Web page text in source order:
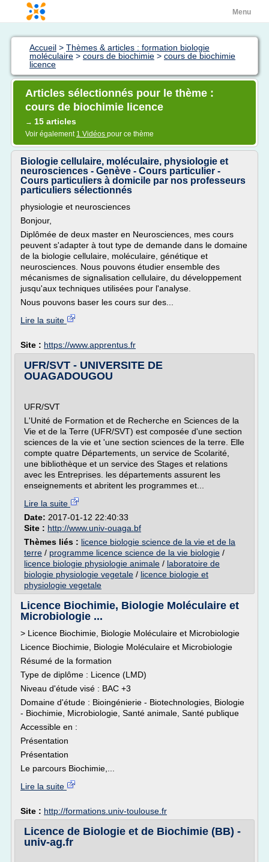
Menu
Accueil > Thèmes & articles : formation biologie
moléculaire > cours de biochimie > cours de biochimie
licence
Articles sélectionnés pour le thème :
cours de biochimie licence
→ 15 articles
Voir également 1 Vidéos pour ce thème
Biologie cellulaire, moléculaire, physiologie et
neurosciences - Genève - Cours particulier -
Cours particuliers à domicile par nos professeurs
particuliers sélectionnés
physiologie et neurosciences
Bonjour,
Diplômée de deux master en Neurosciences, mes cours
peuvent s'adapter à tout type de demande dans le domaine
de la biologie cellulaire, moléculaire, génétique et
neurosciences. Nous pouvons étudier ensemble des
mécanismes de signalisation cellulaire, du développement
jusqu'aux techniques utilisées pour l'analyse.
Nous pouvons baser les cours sur des...
Lire la suite
Site : https://www.apprentus.fr
UFR/SVT - UNIVERSITE DE
OUAGADOUGOU
UFR/SVT
L'Unité de Formation et de Recherche en Sciences de la
Vie et de la Terre (UFR/SVT) est composée d'une section
sciences de la vie et 'une section sciences de la terre. Elle
compte quatre Départements, un service de Scolarité,
une bibliothèque et un service des Stages et relations
avec les Entreprises. les départements assurent les
enseignements et abritent les programmes et...
Lire la suite
Date: 2017-01-12 22:40:33
Site : http://www.univ-ouaga.bf
Thèmes liés : licence biologie science de la vie et de la
terre / programme licence science de la vie biologie /
licence biologie physiologie animale / laboratoire de
biologie physiologie vegetale / licence biologie et
physiologie vegetale
Licence Biochimie, Biologie Moléculaire et
Microbiologie ...
> Licence Biochimie, Biologie Moléculaire et Microbiologie
Licence Biochimie, Biologie Moléculaire et Microbiologie
Résumé de la formation
Type de diplôme : Licence (LMD)
Niveau d'étude visé : BAC +3
Domaine d'étude : Bioingénierie - Biotechnologies, Biologie
- Biochimie, Microbiologie, Santé animale, Santé publique
Accessible en :
Présentation
Présentation
Le parcours Biochimie,...
Lire la suite
Site : http://formations.univ-toulouse.fr
Licence de Biologie et de Biochimie (BB) -
univ-ag.fr